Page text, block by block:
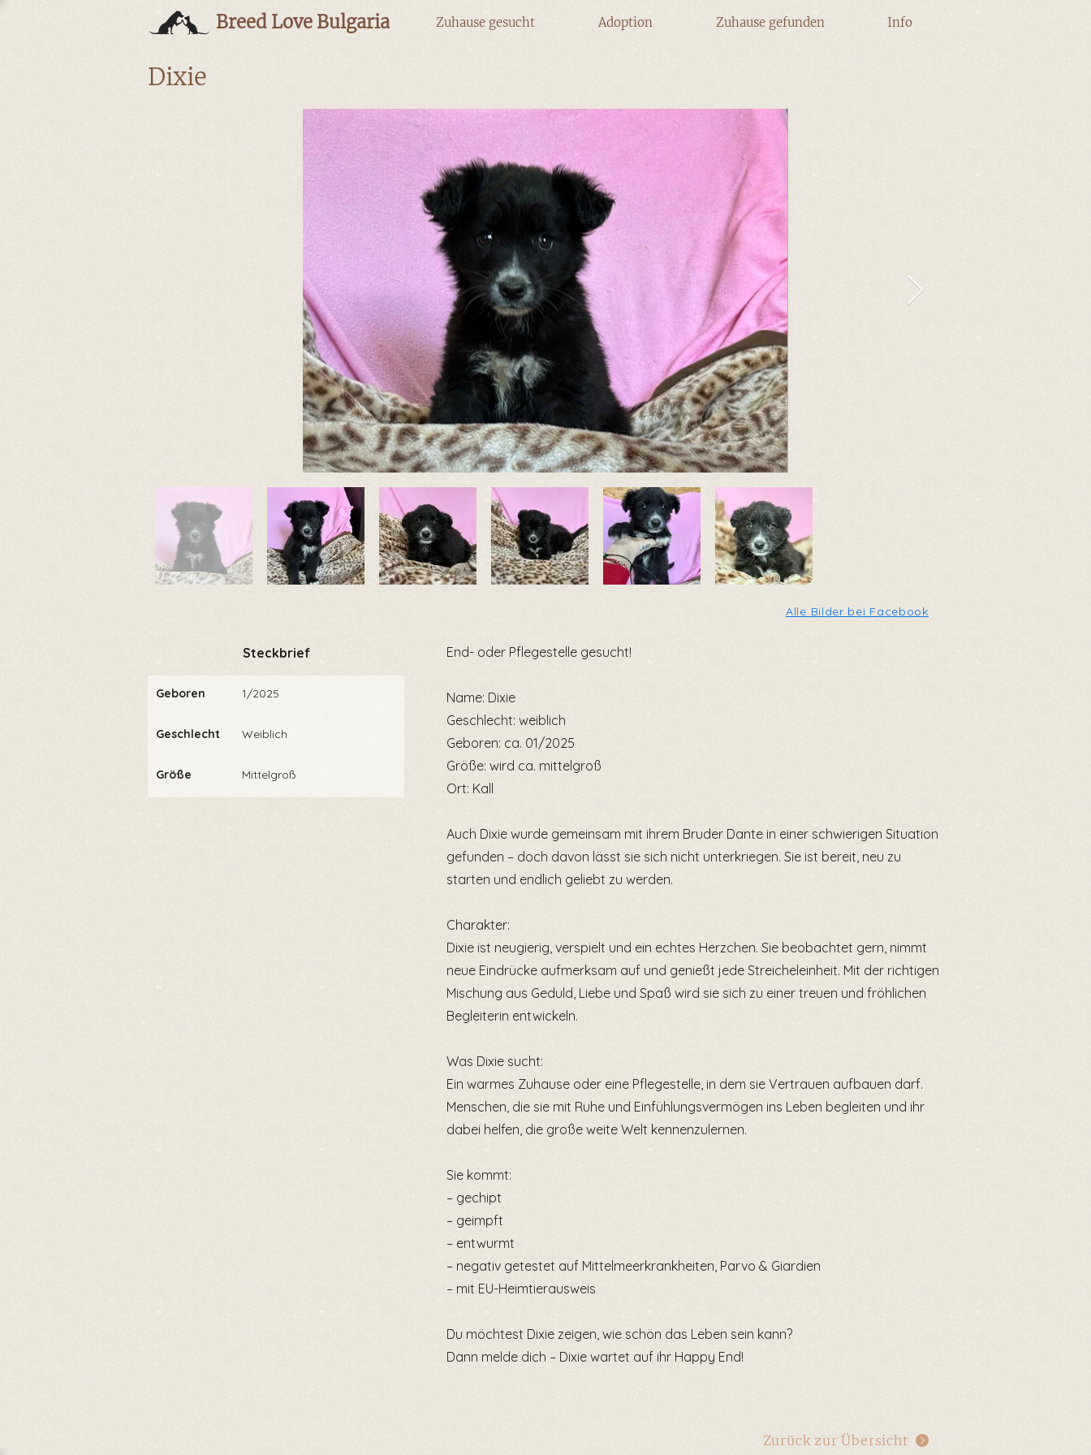
Breed Love Bulgaria Zuhause gesucht Adoption Zuhause gefunden Info
Dixie
Alle Bilder bei Facebook
Steckbrief
Geboren 1/2025
Geschlecht Weiblich
Größe Mittelgroß
End- oder Pflegestelle gesucht!
Name: Dixie
Geschlecht: weiblich
Geboren: ca. 01/2025
Größe: wird ca. mittelgroß
Ort: Kall
Auch Dixie wurde gemeinsam mit ihrem Bruder Dante in einer schwierigen Situation
gefunden – doch davon lässt sie sich nicht unterkriegen. Sie ist bereit, neu zu
starten und endlich geliebt zu werden.
Charakter:
Dixie ist neugierig, verspielt und ein echtes Herzchen. Sie beobachtet gern, nimmt
neue Eindrücke aufmerksam auf und genießt jede Streicheleinheit. Mit der richtigen
Mischung aus Geduld, Liebe und Spaß wird sie sich zu einer treuen und fröhlichen
Begleiterin entwickeln.
Was Dixie sucht:
Ein warmes Zuhause oder eine Pflegestelle, in dem sie Vertrauen aufbauen darf.
Menschen, die sie mit Ruhe und Einfühlungsvermögen ins Leben begleiten und ihr
dabei helfen, die große weite Welt kennenzulernen.
Sie kommt:
– gechipt
– geimpft
– entwurmt
– negativ getestet auf Mittelmeerkrankheiten, Parvo & Giardien
– mit EU-Heimtierausweis
Du möchtest Dixie zeigen, wie schön das Leben sein kann?
Dann melde dich – Dixie wartet auf ihr Happy End!
Zurück zur Übersicht